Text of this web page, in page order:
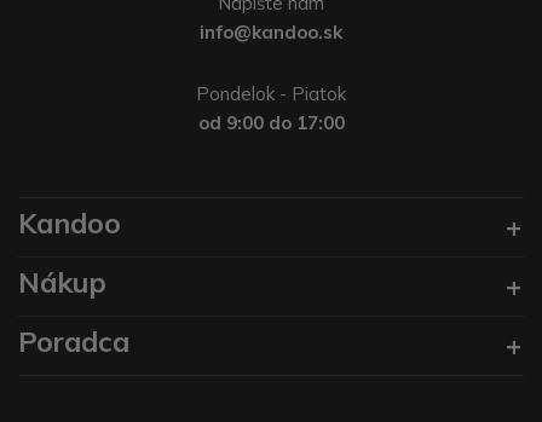
info@kandoo.sk
Pondelok - Piatok
od 9:00 do 17:00
Kandoo
Nákup
Poradca